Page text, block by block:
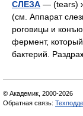
СЛЕЗА — (tears)
(см. Аппарат
роговицы и
фермент,
бактерий.
© Академик, 2000-2026
Обратная связь: